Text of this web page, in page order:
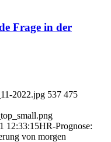
Frage in der
2022.jpg 537 475
12:33:15HR-Prognose:
von morgen